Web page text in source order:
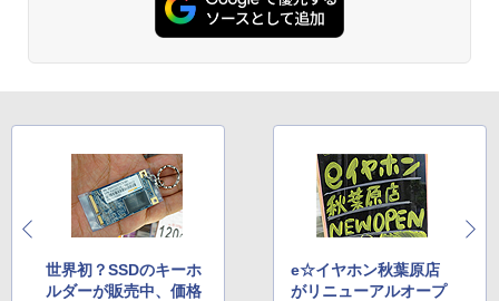
世界初？SSDのキーホ
ルダーが販売中、価格
e☆イヤホン秋葉原店
がリニューアルオープ